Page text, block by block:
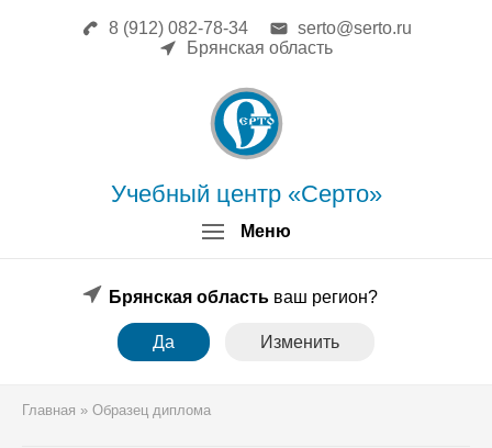
Меню
Учебный центр «Серто»
8 (912) 082-78-34
serto@serto.ru
Брянская область
Брянская область ваш регион?
Да Изменить
Главная » Образец диплома
Повышение квалификации
Профессиональная переподготовка
Форма заявки
Образец диплома
Аттестация поверителей
Системы менеджмента
Реквизиты